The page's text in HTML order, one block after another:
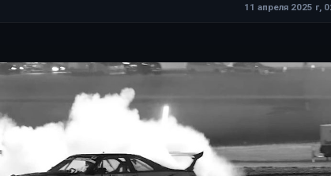
11 апреля 2025 г,